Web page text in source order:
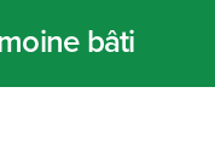
bâti